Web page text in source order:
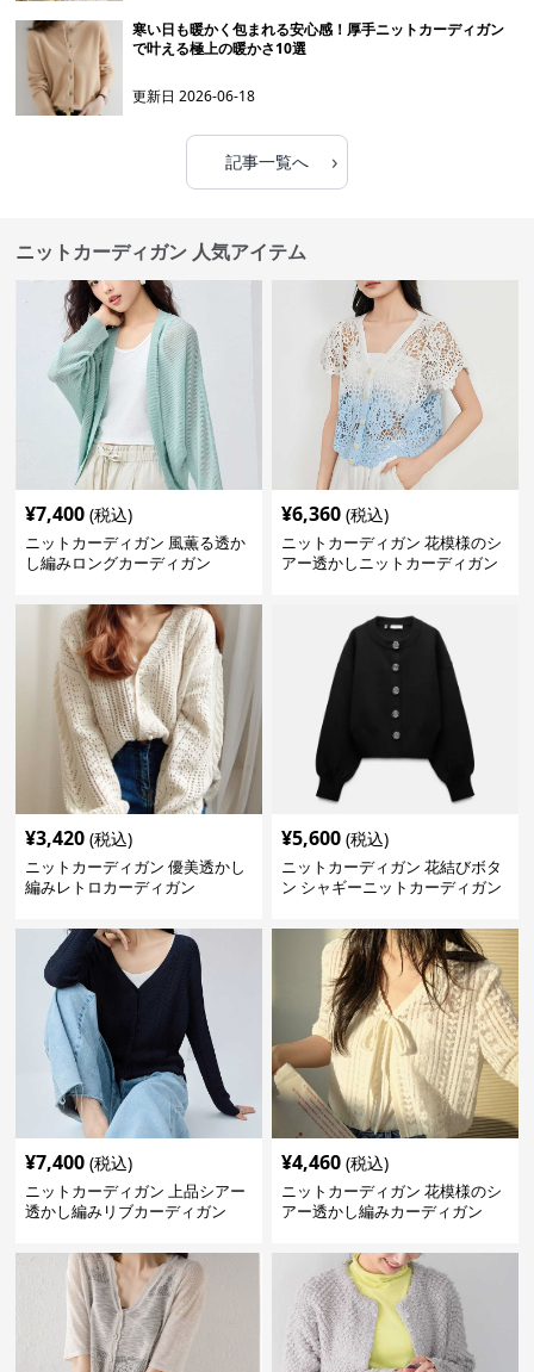
寒い日も暖かく包まれる安心感！厚手ニットカーディガン
で叶える極上の暖かさ10選
更新日2026-06-18
記事一覧へ ›
ニットカーディガン 人気アイテム
¥7,400 (税込)
ニットカーディガン 風薫る透か
し編みロングカーディガン
¥6,360 (税込)
ニットカーディガン 花模様のシ
アー透かしニットカーディガン
¥3,420 (税込)
ニットカーディガン 優美透かし
編みレトロカーディガン
¥5,600 (税込)
ニットカーディガン 花結びボタ
ン シャギーニットカーディガン
¥7,400 (税込)
ニットカーディガン 上品シアー
透かし編みリブカーディガン
¥4,460 (税込)
ニットカーディガン 花模様のシ
アー透かし編みカーディガン